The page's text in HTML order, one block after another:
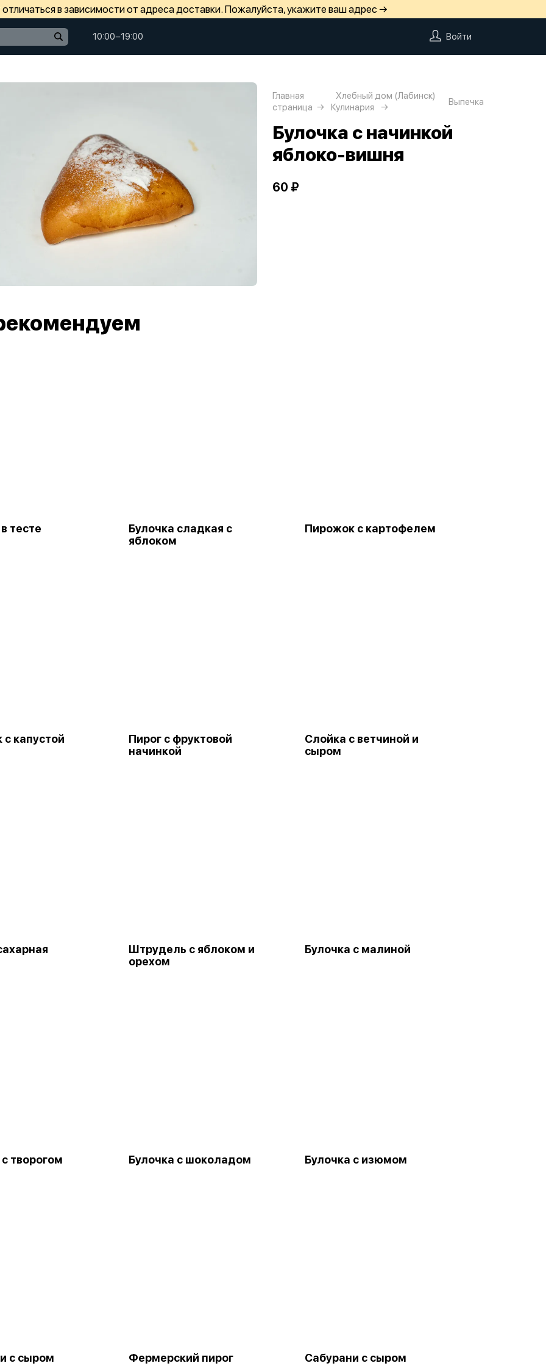
в зависимости от адреса доставки. Пожалуйста, укажите ваш адрес →
10:00−19:00 Войти
Главная
страница
Хлебный дом (Лабинск)
Кулинария
Выпечка
Булочка с начинкой
яблоко-вишня
60 ₽
тесте
Булочка сладкая с
яблоком
Пирожок с картофелем
капустой
Пирог с фруктовой
начинкой
Слойка с ветчиной и
сыром
Штрудель с яблоком и
орехом
Булочка с малиной
творогом Булочка с шоколадом Булочка с изюмом
с сыром Фермерский пирог Сабурани с сыром